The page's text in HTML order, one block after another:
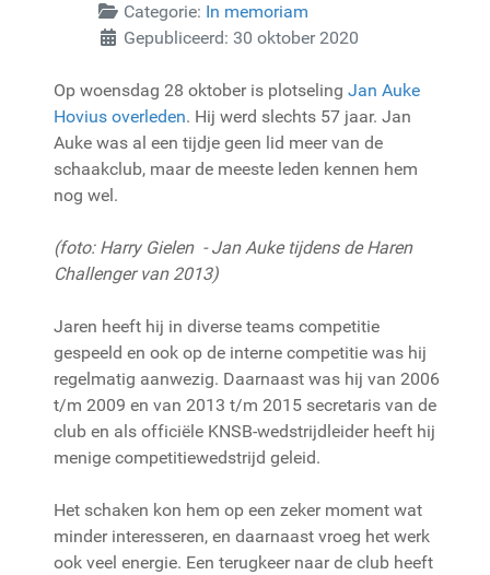
Categorie: In memoriam
Gepubliceerd: 30 oktober 2020
Op woensdag 28 oktober is plotseling Jan Auke
Hovius overleden. Hij werd slechts 57 jaar. Jan
Auke was al een tijdje geen lid meer van de
schaakclub, maar de meeste leden kennen hem
nog wel.
(foto: Harry Gielen - Jan Auke tijdens de Haren
Challenger van 2013)
Jaren heeft hij in diverse teams competitie
gespeeld en ook op de interne competitie was hij
regelmatig aanwezig. Daarnaast was hij van 2006
t/m 2009 en van 2013 t/m 2015 secretaris van de
club en als officiële KNSB-wedstrijdleider heeft hij
menige competitiewedstrijd geleid.
Het schaken kon hem op een zeker moment wat
minder interesseren, en daarnaast vroeg het werk
ook veel energie. Een terugkeer naar de club heeft